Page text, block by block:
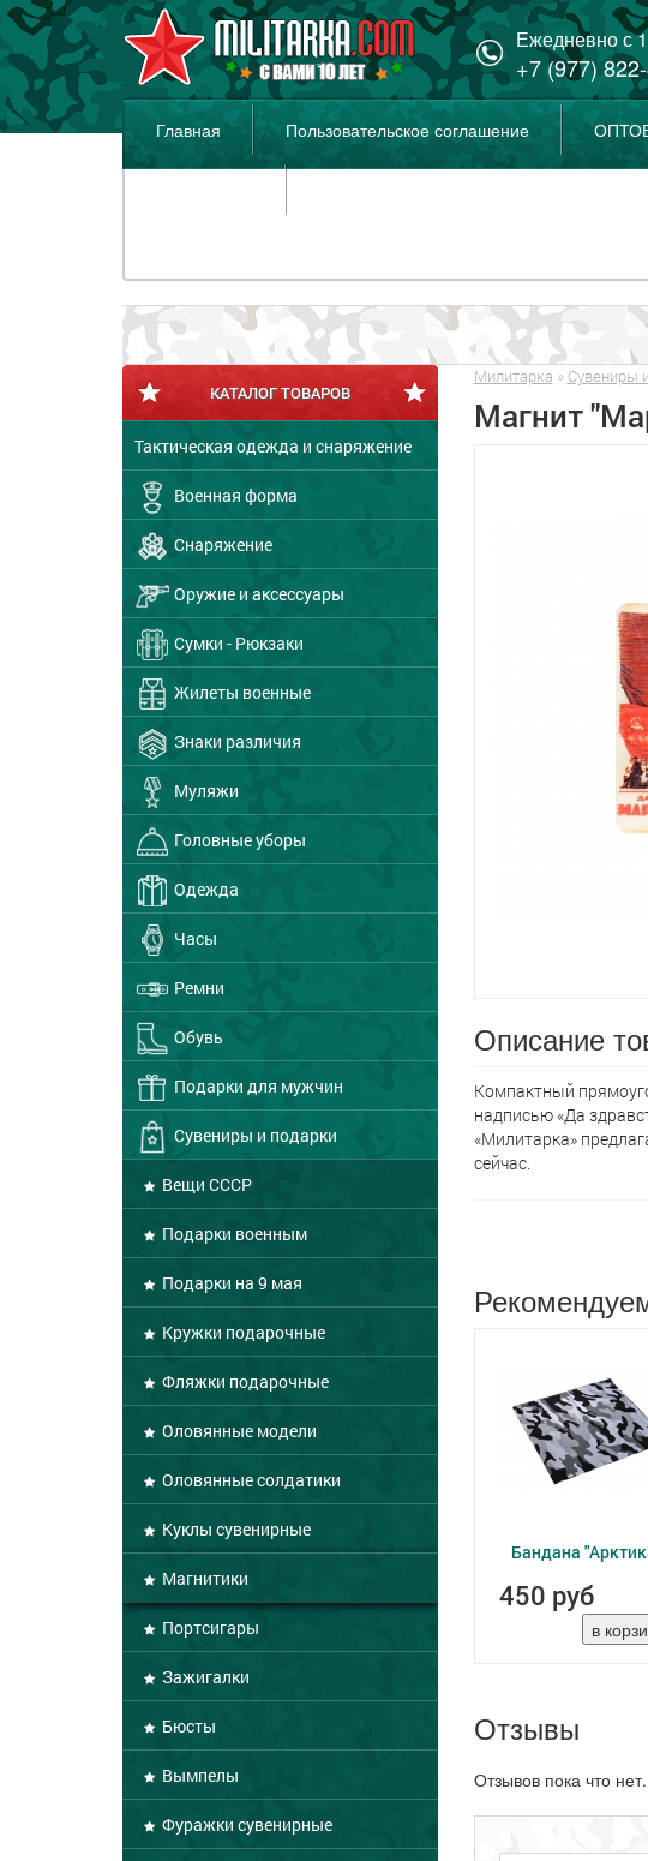
Ежедневно с
+7 (977)
Главная Пользовательское соглашение
КАТАЛОГ ТОВАРОВ
Тактическая одежда и снаряжение
Военная форма
Снаряжение
Оружие и аксессуары
Сумки - Рюкзаки
Жилеты военные
Знаки различия
Муляжи
Головные уборы
Одежда
Часы
Ремни
Обувь
Подарки для мужчин
Сувениры и подарки
Вещи СССР
Подарки военным
Подарки на 9 мая
Кружки подарочные
Фляжки подарочные
Оловянные модели
Оловянные солдатики
Куклы сувенирные
Магнитики
Портсигары
Зажигалки
Бюсты
Вымпелы
Фуражки сувенирные
Милитарка » Сувениры
Магнит
Описание
Компактный
надписью «Да
«Милитарка»
сейчас.
Бандана
450 руб
Отзывы
Отзывов пока что нет.